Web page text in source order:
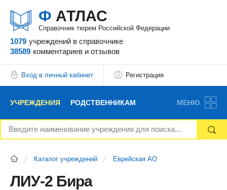
Ф АТЛАС
Справочник тюрем Российской Федерации
1079 учреждений в справочнике
38589 комментариев и отзывов
Вход в личный кабинет Регистрация
УЧРЕЖДЕНИЯ РОДСТВЕННИКАМ
НОВОСТИ БЛОГ АДВОКАТЫ
МЕНЮ
Каталог учреждений Еврейская АО
ЛИУ-2 Бира